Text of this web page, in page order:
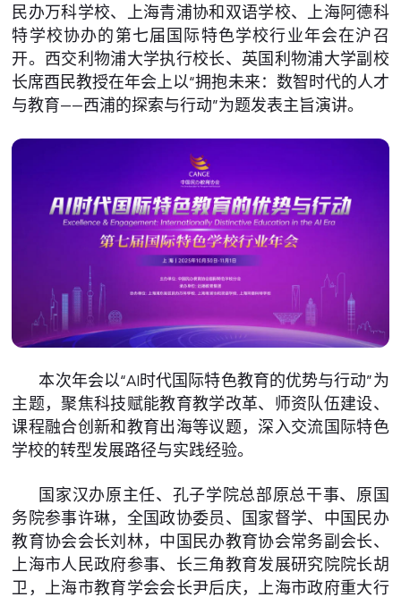
民办万科学校、上海青浦协和双语学校、上海阿德科
特学校协办的第七届国际特色学校行业年会在沪召
开。西交利物浦大学执行校长、英国利物浦大学副校
长席酉民教授在年会上以“拥抱未来：数智时代的人才
与教育——西浦的探索与行动”为题发表主旨演讲。
本次年会以“AI时代国际特色教育的优势与行动”为
主题，聚焦科技赋能教育教学改革、师资队伍建设、
课程融合创新和教育出海等议题，深入交流国际特色
学校的转型发展路径与实践经验。
国家汉办原主任、孔子学院总部原总干事、原国
务院参事许琳，全国政协委员、国家督学、中国民办
教育协会会长刘林，中国民办教育协会常务副会长、
上海市人民政府参事、长三角教育发展研究院院长胡
卫，上海市教育学会会长尹后庆，上海市政府重大行